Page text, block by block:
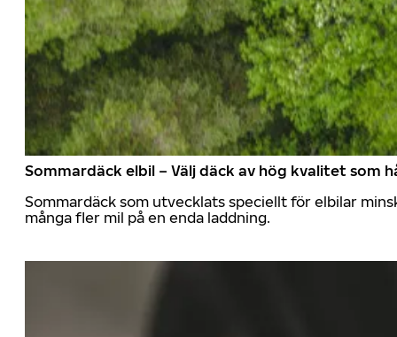
Sommardäck elbil – Välj däck av hög kvalitet som
Sommardäck som utvecklats speciellt för elbilar
många fler mil på en enda laddning.